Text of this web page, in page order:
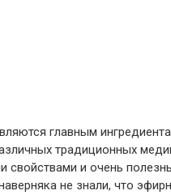
главным
традиционных
свойствами и очень
не знали, что